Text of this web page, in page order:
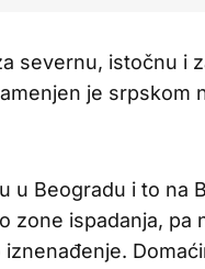
severnu, istočnu i
je srpskom
u Beogradu i to na
zone ispadanja, pa